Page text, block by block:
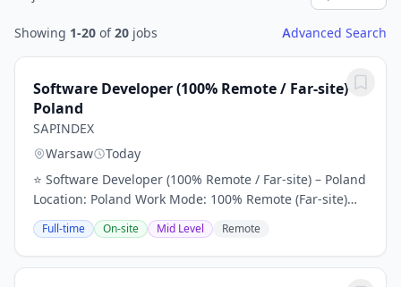
Showing 1-20 of20 jobs Advanced Search
Software Developer (100% Remote / Far-site) –
Poland
SAPINDEX
Warsaw
Today
⭐ Software Developer (100% Remote / Far-site) – Poland
Location: Poland Work Mode: 100% Remote (Far-site)
Contract Type: Freelance Duration: Long-term project🚀
Role OverviewWe are looking for...
Full-time On-site Mid Level Remote